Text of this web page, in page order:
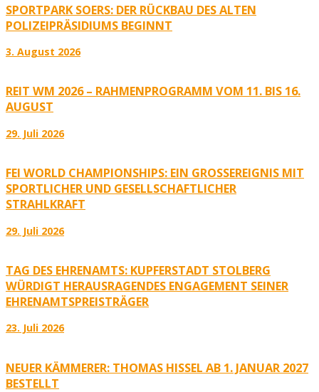
SPORTPARK SOERS: DER RÜCKBAU DES ALTEN
POLIZEIPRÄSIDIUMS BEGINNT
3. August 2026
REIT WM 2026 – RAHMENPROGRAMM VOM 11. BIS 16.
AUGUST
29. Juli 2026
FEI WORLD CHAMPIONSHIPS: EIN GROSSEREIGNIS MIT S
PORTLICHER UND GESELLSCHAFTLICHER S
TRAHLKRAFT
29. Juli 2026
TAG DES EHRENAMTS: KUPFERSTADT STOLBERG
WÜRDIGT HERAUSRAGENDES ENGAGEMENT SEINER
EHRENAMTSPREISTRÄGER
23. Juli 2026
NEUER KÄMMERER: THOMAS HISSEL AB 1. JANUAR 2027
BESTELLT